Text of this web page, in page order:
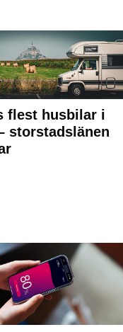
flest husbilar i
storstadslänen